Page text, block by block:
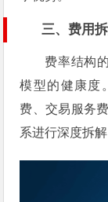
三、费用
费率结构
模型的健康度
费、交易服务
系进行深度拆